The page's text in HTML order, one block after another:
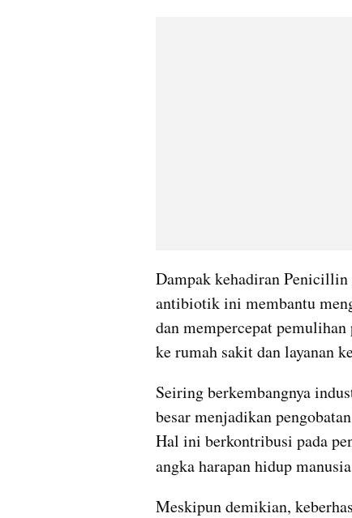
Dampak kehadiran Penicillin
antibiotik ini membantu
dan mempercepat pemulihan
ke rumah sakit dan layanan
Seiring berkembangnya
besar menjadikan
Hal ini berkontribusi pada
angka harapan hidup
Meskipun demikian,